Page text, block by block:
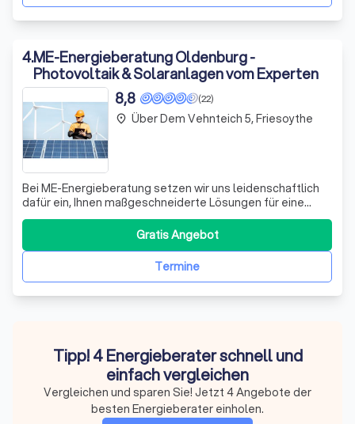
4.ME-Energieberatung Oldenburg -
Photovoltaik & Solaranlagen vom Experten
(22)
8,8
Bei ME-Energieberatung setzen wir uns leidenschaftlich
dafür ein, Ihnen maßgeschneiderte Lösungen für eine
nachhaltige Energiezukunft zu bieten. Unser Team aus
erfahrenen Energieberatern in Bremen spezialisiert sich
auf die Planung, Beratung und Implementierung von
Photovoltaikanlagen, die nicht nur
Termine
Gratis Angebot
place Über Dem Vehnteich 5, Friesoythe
Tipp! 4 Energieberater schnell und
einfach vergleichen
Vergleichen und sparen Sie! Jetzt 4 Angebote der
besten Energieberater einholen.